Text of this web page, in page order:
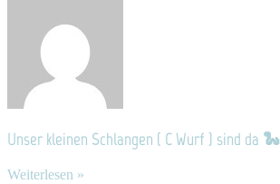
Unser kleinen Schlangen ( C Wurf ) sind da 🐍
Weiterlesen »